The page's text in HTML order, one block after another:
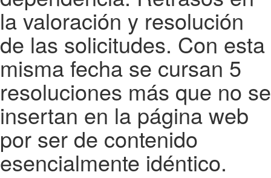
la valoración y resolución
de las solicitudes. Con esta
misma fecha se cursan 5
resoluciones más que no se
insertan en la página web
por ser de contenido
esencialmente idéntico.